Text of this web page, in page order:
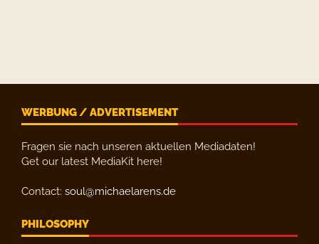
WERBUNG / ADVERTISEMENT
Fragen sie nach unseren aktuellen Mediadaten!
Get our latest MediaKit here!
Contact: soul@michaelarens.de
PHILOSOPHY